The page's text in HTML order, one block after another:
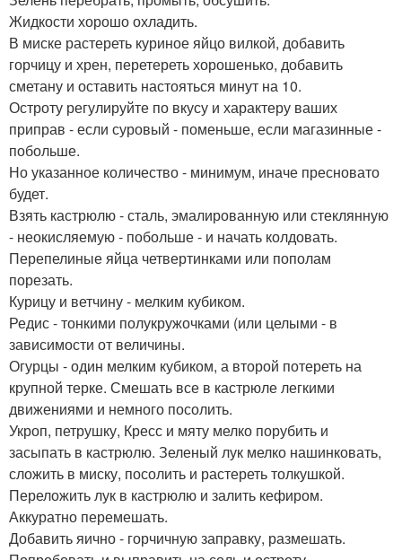
Жидкости хорошо охладить.
В миске растереть куриное яйцо вилкой, добавить
горчицу и хрен, перетереть хорошенько, добавить
сметану и оставить настояться минут на 10.
Остроту регулируйте по вкусу и характеру ваших
приправ - если суровый - поменьше, если магазинные -
побольше.
Но указанное количество - минимум, иначе пресновато
будет.
Взять кастрюлю - сталь, эмалированную или стеклянную
- неокисляемую - побольше - и начать колдовать.
Перепелиные яйца четвертинками или пополам
порезать.
Курицу и ветчину - мелким кубиком.
Редис - тонкими полукружочками (или целыми - в
зависимости от величины.
Огурцы - один мелким кубиком, а второй потереть на
крупной терке. Смешать все в кастрюле легкими
движениями и немного посолить.
Укроп, петрушку, Кресс и мяту мелко порубить и
засыпать в кастрюлю. Зеленый лук мелко нашинковать,
сложить в миску, посолить и растереть толкушкой.
Переложить лук в кастрюлю и залить кефиром.
Аккуратно перемешать.
Добавить яично - горчичную заправку, размешать.